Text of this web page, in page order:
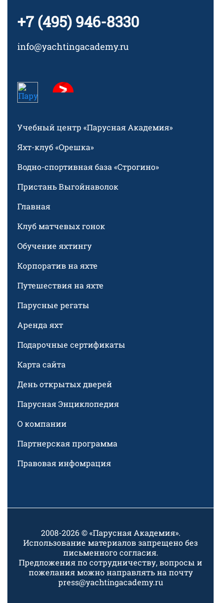
+7 (495) 946-8330
info@yachtingacademy.ru
Учебный центр «Парусная Академия»
Яхт-клуб «Орешка»
Водно-спортивная база «Строгино»
Пристань Выгойнаволок
Главная
Клуб матчевых гонок
Обучение яхтингу
Корпоратив на яхте
Путешествия на яхте
Парусные регаты
Аренда яхт
Подарочные сертификаты
Карта сайта
День открытых дверей
Парусная Энциклопедия
О компании
Партнерская программа
Правовая инфомрация
2008-2026 © «Парусная Академия».
Использование материалов запрещено без
письменного согласия.
Предложения по сотрудничеству, вопросы и
пожелания можно направлять на почту
press@yachtingacademy.ru